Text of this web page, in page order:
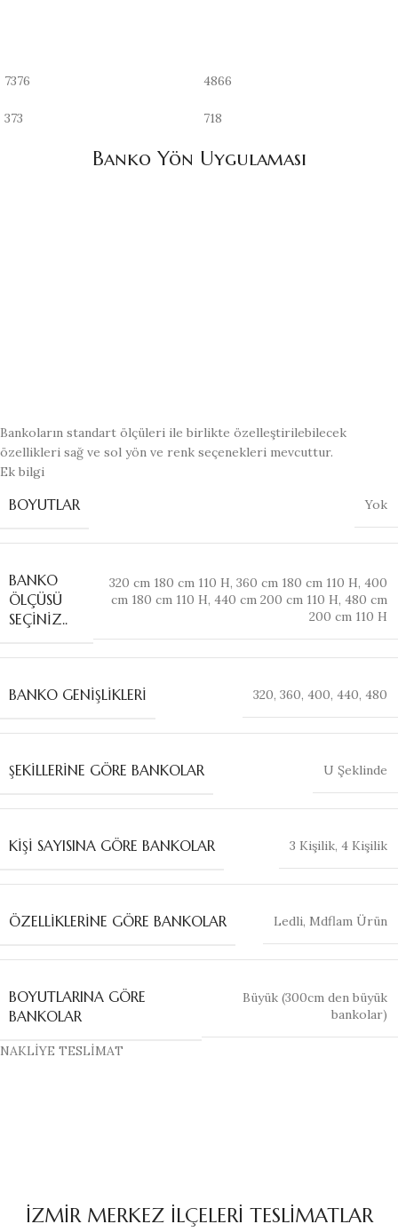
7376
373
4866
718
Banko Yön Uygulaması
Bankoların standart ölçüleri ile birlikte özelleştirilebilecek
özellikleri sağ ve sol yön ve renk seçenekleri mevcuttur.
Ek bilgi
BOYUTLAR Yok
BANKO
ÖLÇÜSÜ
SEÇINIZ..
320 cm 180 cm 110 H, 360 cm 180 cm 110 H, 400
cm 180 cm 110 H, 440 cm 200 cm 110 H, 480 cm
200 cm 110 H
BANKO GENIŞLIKLERI 320, 360, 400, 440, 480
ŞEKILLERINE GÖRE BANKOLAR U Şeklinde
KIŞI SAYISINA GÖRE BANKOLAR 3 Kişilik, 4 Kişilik
ÖZELLIKLERINE GÖRE BANKOLAR Ledli, Mdflam Ürün
BOYUTLARINA GÖRE
BANKOLAR
Büyük (300cm den büyük
bankolar)
NAKLİYE TESLİMAT
İZMİR MERKEZ İLÇELERİ TESLİMATLAR